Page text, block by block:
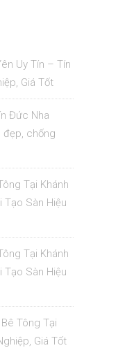
Uy Tín – Tín
Giá Tốt
Đức Nha
đẹp, chống
Tại Khánh
Tạo Sàn Hiệu
Tại Khánh
Tạo Sàn Hiệu
Tông Tại
Giá Tốt